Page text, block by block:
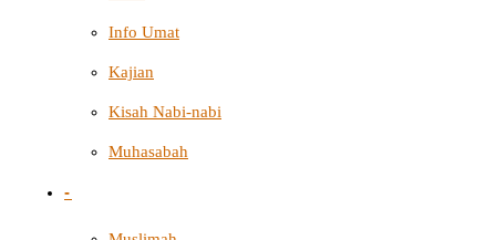
Info Umat
Kajian
Kisah Nabi-nabi
Muhasabah
-